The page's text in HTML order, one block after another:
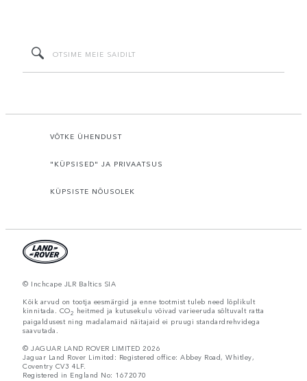
VÕTKE ÜHENDUST
"KÜPSISED" JA PRIVAATSUS
KÜPSISTE NÕUSOLEK
© Inchcape JLR Baltics SIA
Kõik arvud on tootja eesmärgid ja enne tootmist tuleb need lõplikult
kinnitada. CO2 heitmed ja kutusekulu võivad varieeruda sõltuvalt ratta
paigaldusest ning madalamaid näitajaid ei pruugi standardrehvidega
saavutada.
© JAGUAR LAND ROVER LIMITED 2026
Jaguar Land Rover Limited: Registered office: Abbey Road, Whitley,
Coventry CV3 4LF.
Registered in England No: 1672070